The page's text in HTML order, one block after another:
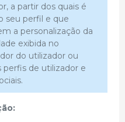
a partir dos quais é
seu perfil e que
a personalização da
exibida no
do utilizador ou
perfis de utilizador e